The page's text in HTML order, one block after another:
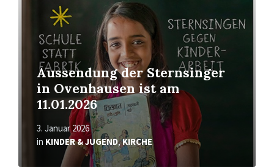
Aussendung der Sternsinger
in Ovenhausen ist am
11.01.2026
3. Januar 2026
in KINDER & JUGEND,KIRCHE